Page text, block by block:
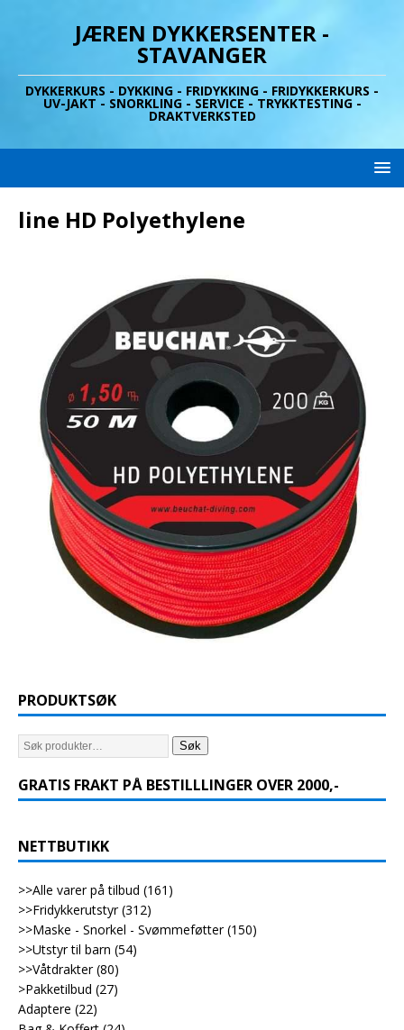
JÆREN DYKKERSENTER -
STAVANGER
DYKKERKURS - DYKKING - FRIDYKKING - FRIDYKKERKURS -
UV-JAKT - SNORKLING - SERVICE - TRYKKTESTING -
DRAKTVERKSTED
line HD Polyethylene
PRODUKTSØK
Søk
GRATIS FRAKT PÅ BESTILLLINGER OVER 2000,-
NETTBUTIKK
>>Alle varer på tilbud (161)
>>Fridykkerutstyr (312)
>>Maske - Snorkel - Svømmeføtter (150)
>>Utstyr til barn (54)
>>Våtdrakter (80)
>Pakketilbud (27)
Adaptere (22)